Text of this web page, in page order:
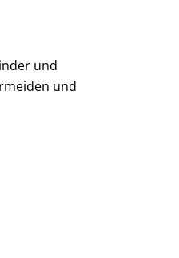
und
und